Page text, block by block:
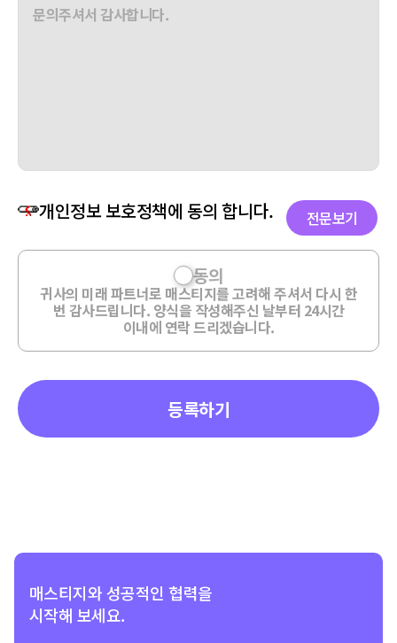
개인정보 보호정책에 동의 합니다. 전문보기
동의
귀사의 미래 파트너로 매스티지를 고려해 주셔서 다시 한
번 감사드립니다. 양식을 작성해주신 날부터 24시간
이내에 연락 드리겠습니다.
등록하기
매스티지와성공적인 협력을
시작해 보세요.